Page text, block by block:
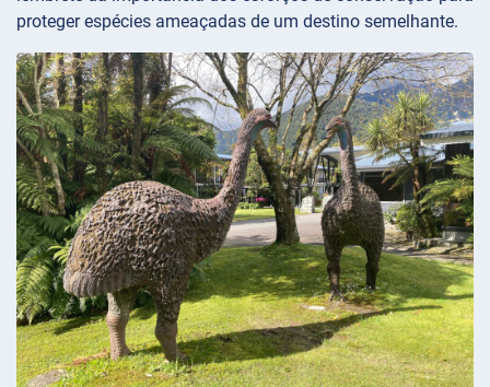
proteger espécies ameaçadas de um destino semelhante.